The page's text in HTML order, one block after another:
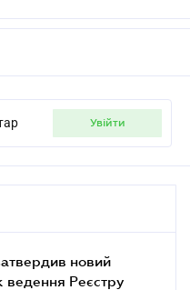
увійти
новий
ведення Реєстру